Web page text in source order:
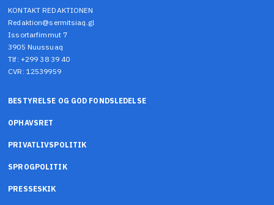
KONTAKT REDAKTIONEN
Redaktion@sermitsiaq.gl
Issortarfimmut 7
3905 Nuussuaq
Tlf: +299 38 39 40
CVR: 12539959
BESTYRELSE OG GOD FONDSLEDELSE
OPHAVSRET
PRIVATLIVSPOLITIK
SPROGPOLITIK
PRESSESKIK